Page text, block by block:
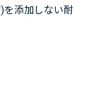
を添加しない耐